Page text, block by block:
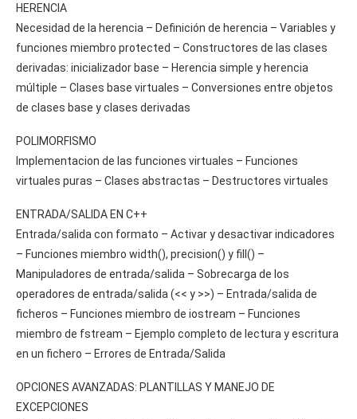
HERENCIA
Necesidad de la herencia – Definición de herencia – Variables y
funciones miembro protected – Constructores de las clases
derivadas: inicializador base – Herencia simple y herencia
múltiple – Clases base virtuales – Conversiones entre objetos
de clases base y clases derivadas
POLIMORFISMO
Implementacion de las funciones virtuales – Funciones
virtuales puras – Clases abstractas – Destructores virtuales
ENTRADA/SALIDA EN C++
Entrada/salida con formato – Activar y desactivar indicadores
– Funciones miembro width(), precision() y fill() –
Manipuladores de entrada/salida – Sobrecarga de los
operadores de entrada/salida (<< y >>) – Entrada/salida de
ficheros – Funciones miembro de iostream – Funciones
miembro de fstream – Ejemplo completo de lectura y escritura
en un fichero – Errores de Entrada/Salida
OPCIONES AVANZADAS: PLANTILLAS Y MANEJO DE
EXCEPCIONES